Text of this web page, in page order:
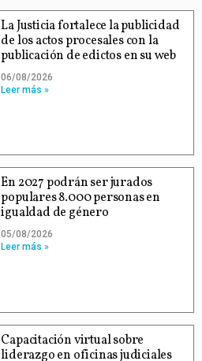
La Justicia fortalece la publicidad
de los actos procesales con la
publicación de edictos en su web
06/08/2026
Leer más »
En 2027 podrán ser jurados
populares 8.000 personas en
igualdad de género
05/08/2026
Leer más »
Capacitación virtual sobre
liderazgo en oficinas judiciales